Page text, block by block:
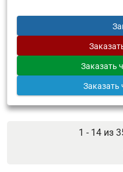
Заказать
Заказать
1 - 14 из